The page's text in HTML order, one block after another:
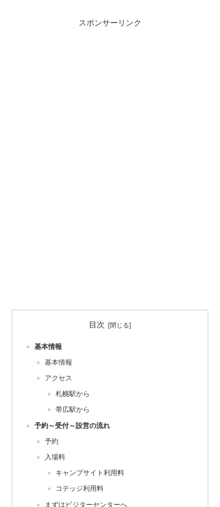
スポンサーリンク
目次
基本情報
基本情報
アクセス
札幌駅から
帯広駅から
予約～受付～設営の流れ
予約
入場料
キャンプサイト利用料
コテッジ利用料
まずはビジターセンターへ